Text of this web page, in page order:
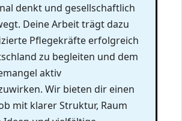
denkt und gesellschaftlich
Deine Arbeit trägt dazu
Pflegekräfte erfolgreich
zu begleiten und dem
aktiv
Wir bieten dir einen
mit klarer Struktur, Raum